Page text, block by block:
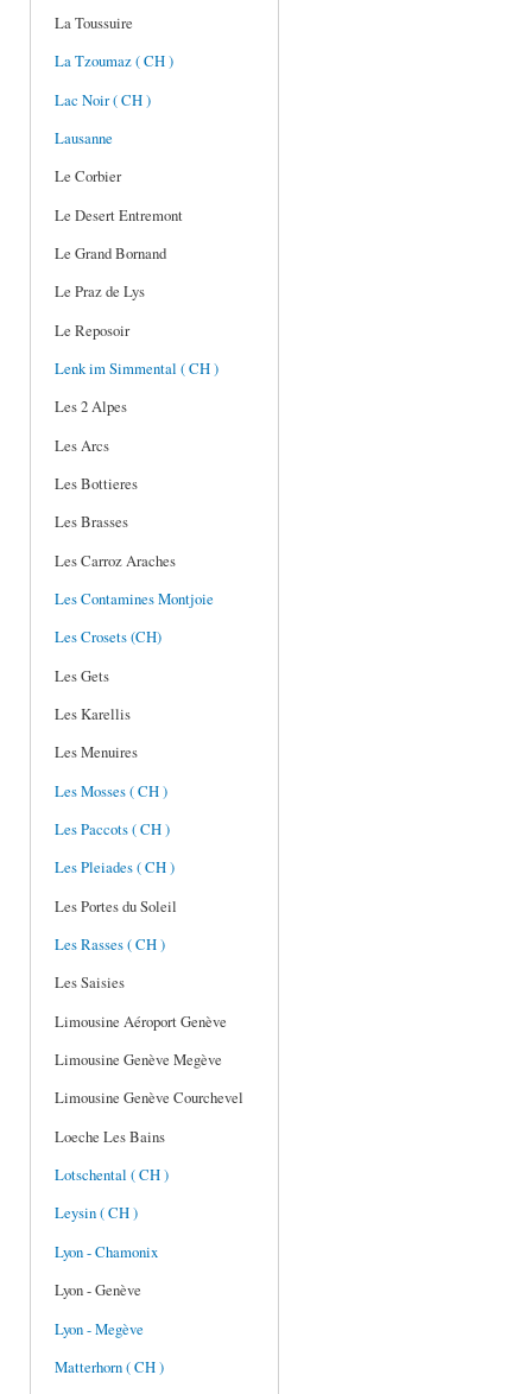
La Toussuire
La Tzoumaz ( CH )
Lac Noir ( CH )
Lausanne
Le Corbier
Le Desert Entremont
Le Grand Bornand
Le Praz de Lys
Le Reposoir
Lenk im Simmental ( CH )
Les 2 Alpes
Les Arcs
Les Bottieres
Les Brasses
Les Carroz Araches
Les Contamines Montjoie
Les Crosets (CH)
Les Gets
Les Karellis
Les Menuires
Les Mosses ( CH )
Les Paccots ( CH )
Les Pleiades ( CH )
Les Portes du Soleil
Les Rasses ( CH )
Les Saisies
Limousine Aéroport Genève
Limousine Genève Megève
Limousine Genève Courchevel
Loeche Les Bains
Lotschental ( CH )
Leysin ( CH )
Lyon - Chamonix
Lyon - Genève
Lyon - Megève
Matterhorn ( CH )